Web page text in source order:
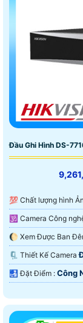
Đầu Ghi Hình DS-
💯 Chất lượng hình
🗜️ Thiết Kế Camera
️🛃 Đặt Điểm : Công